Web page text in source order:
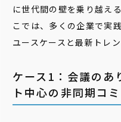
に世代間の壁を乗り越え
こでは、多くの企業で実
ユースケースと最新トレ
ケース1：会議のあ
ト中心の非同期コ